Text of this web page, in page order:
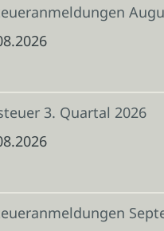
3. Quartal 2026